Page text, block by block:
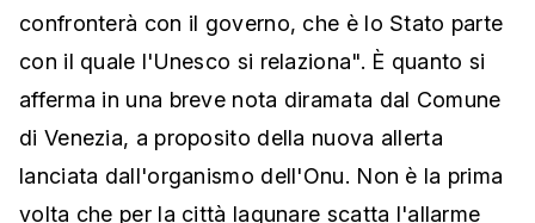
confronterà con il governo, che è lo Stato parte
con il quale l'Unesco si relaziona". È quanto si
afferma in una breve nota diramata dal Comune
di Venezia, a proposito della nuova allerta
lanciata dall'organismo dell'Onu. Non è la prima
volta che per la città lagunare scatta l'allarme